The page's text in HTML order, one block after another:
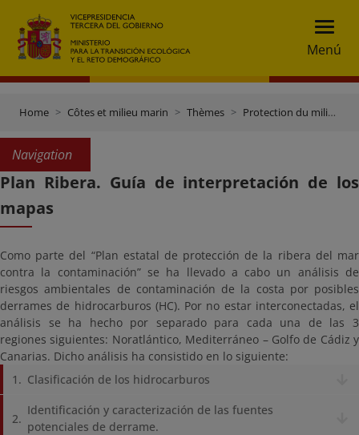
Menú
Home Côtes et milieu marin Thèmes Protection du milieu marin
Navigation
Plan Ribera. Guía de interpretación de los
mapas
Como parte del “Plan estatal de protección de la ribera del mar
contra la contaminación” se ha llevado a cabo un análisis de
riesgos ambientales de contaminación de la costa por posibles
derrames de hidrocarburos (HC). Por no estar interconectadas, el
análisis se ha hecho por separado para cada una de las 3
regiones siguientes: Noratlántico, Mediterráneo – Golfo de Cádiz y
Canarias. Dicho análisis ha consistido en lo siguiente:
Clasificación de los hidrocarburos
Identificación y caracterización de las fuentes
potenciales de derrame.